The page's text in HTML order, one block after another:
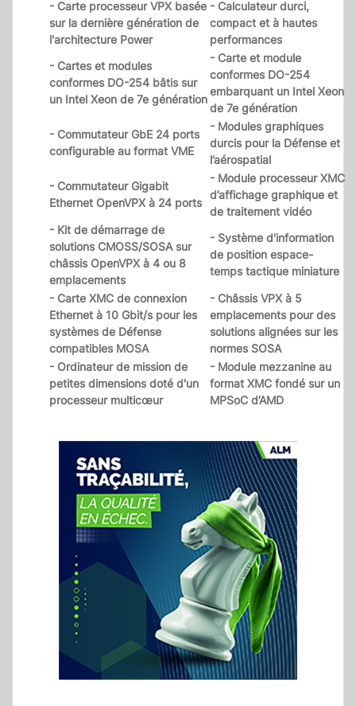
- Carte processeur VPX basée
sur la dernière génération de
l'architecture Power
- Calculateur durci,
compact et à hautes
performances
- Cartes et modules
conformes DO-254 bâtis sur
un Intel Xeon de 7e génération
- Carte et module
conformes DO-254
embarquant un Intel Xeon
de 7e génération
- Commutateur GbE 24 ports
configurable au format VME
- Modules graphiques
durcis pour la Défense et
l’aérospatial
- Commutateur Gigabit
Ethernet OpenVPX à 24 ports
- Module processeur XMC
d’affichage graphique et
de traitement vidéo
- Kit de démarrage de
solutions CMOSS/SOSA sur
châssis OpenVPX à 4 ou 8
emplacements
- Système d'information
de position espace-
temps tactique miniature
- Carte XMC de connexion
Ethernet à 10 Gbit/s pour les
systèmes de Défense
compatibles MOSA
- Châssis VPX à 5
emplacements pour des
solutions alignées sur les
normes SOSA
- Ordinateur de mission de
petites dimensions doté d'un
processeur multicœur
- Module mezzanine au
format XMC fondé sur un
MPSoC d’AMD